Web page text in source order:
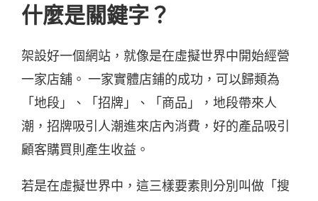
什麼是關鍵字？
架設好一個網站，就像是在虛擬世界中開始經營
一家店舖。 一家實體店鋪的成功，可以歸類為
「地段」、「招牌」、「商品」，地段帶來人
潮，招牌吸引人潮進來店內消費，好的產品吸引
顧客購買則產生收益。
若是在虛擬世界中，這三樣要素則分別叫做「搜